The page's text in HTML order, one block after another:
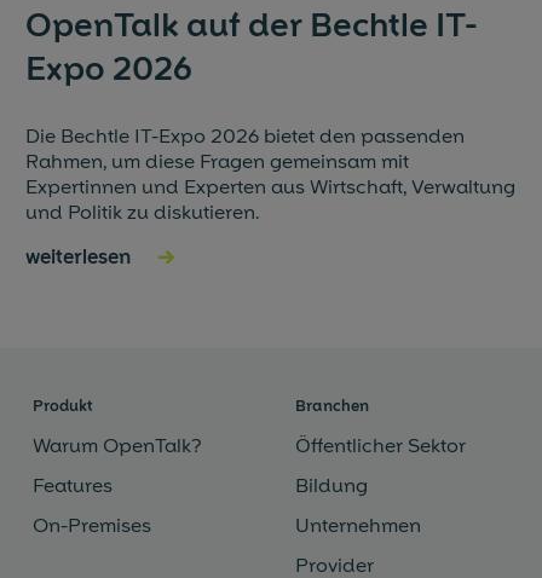
OpenTalk auf der Bechtle IT-
Expo 2026
Die Bechtle IT-Expo 2026 bietet den passenden
Rahmen, um diese Fragen gemeinsam mit
Expertinnen und Experten aus Wirtschaft, Verwaltung
und Politik zu diskutieren.
weiterlesen →
Produkt
Warum OpenTalk?
Features
On-Premises
Branchen
Öffentlicher Sektor
Bildung
Unternehmen
Provider